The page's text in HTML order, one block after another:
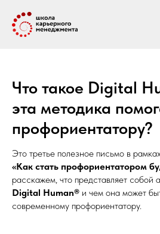
Что такое Digital
эта методика
профориентатору?
Это третье полезное письмо в
«Как стать профориентатором
расскажем, что представляет собой
Digital Human® и чем она может
современному профориентатору.